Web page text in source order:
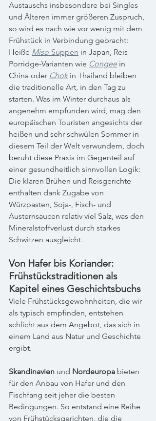
Austauschs insbesondere bei Singles
und Älteren immer größeren Zuspruch,
so wird es nach wie vor wenig mit dem
Frühstück in Verbindung gebracht:
Heiße Miso-Suppen in Japan, Reis-
Porridge-Varianten wie Congee in
China oder Chok in Thailand bleiben
die traditionelle Art, in den Tag zu
starten. Was im Winter durchaus als
angenehm empfunden wird, mag den
europäischen Touristen angesichts der
heißen und sehr schwülen Sommer in
diesem Teil der Welt verwundern, doch
beruht diese Praxis im Gegenteil auf
einer gesundheitlich sinnvollen Logik:
Die klaren Brühen und Reisgerichte
enthalten dank Zugabe von
Würzpasten, Soja-, Fisch- und
Austernsaucen relativ viel Salz, was den
Mineralstoffverlust durch starkes
Schwitzen ausgleicht.
Von Hafer bis Koriander:
Frühstückstraditionen als
Kapitel eines Geschichtsbuchs
Viele Frühstücksgewohnheiten, die wir
als typisch empfinden, entstehen
schlicht aus dem Angebot, das sich in
einem Land aus Natur und Geschichte
ergibt.
Skandinavien und Nordeuropa bieten
für den Anbau von Hafer und den
Fischfang seit jeher die besten
Bedingungen. So entstand eine Reihe
von Frühstücksgerichten, die die